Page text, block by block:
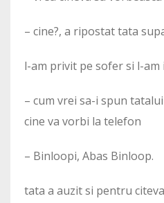
– cine?, a ripostat tata
l-am privit pe sofer si l-
– cum vrei sa-i spun
cine va vorbi la telefon
– Binloopi, Abas Binloop.
tata a auzit si pentru